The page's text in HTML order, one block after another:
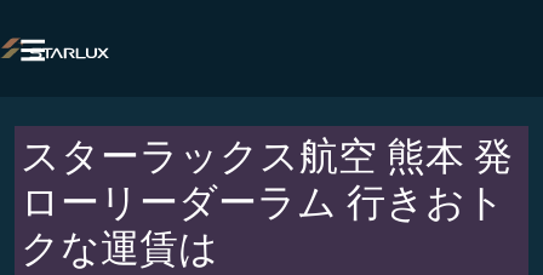

スターラックス航空 熊本 発
ローリーダーラム 行きおト
クな運賃は